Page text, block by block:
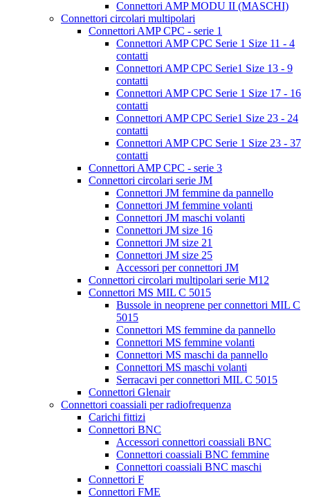
Connettori AMP MODU II (MASCHI)
Connettori circolari multipolari
Connettori AMP CPC - serie 1
Connettori AMP CPC Serie 1 Size 11 - 4
contatti
Connettori AMP CPC Serie1 Size 13 - 9
contatti
Connettori AMP CPC Serie 1 Size 17 - 16
contatti
Connettori AMP CPC Serie1 Size 23 - 24
contatti
Connettori AMP CPC Serie 1 Size 23 - 37
contatti
Connettori AMP CPC - serie 3
Connettori circolari serie JM
Connettori JM femmine da pannello
Connettori JM femmine volanti
Connettori JM maschi volanti
Connettori JM size 16
Connettori JM size 21
Connettori JM size 25
Accessori per connettori JM
Connettori circolari multipolari serie M12
Connettori MS MIL C 5015
Bussole in neoprene per connettori MIL C
5015
Connettori MS femmine da pannello
Connettori MS femmine volanti
Connettori MS maschi da pannello
Connettori MS maschi volanti
Serracavi per connettori MIL C 5015
Connettori Glenair
Connettori coassiali per radiofrequenza
Carichi fittizi
Connettori BNC
Accessori connettori coassiali BNC
Connettori coassiali BNC femmine
Connettori coassiali BNC maschi
Connettori F
Connettori FME